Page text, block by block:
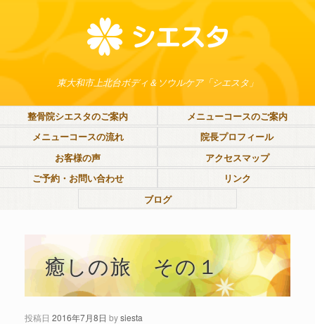
東大和市上北台ボディ＆ソウルケア「シエスタ」
整骨院シエスタのご案内
メニューコースのご案内
メニューコースの流れ
院長プロフィール
お客様の声
アクセスマップ
ご予約・お問い合わせ
リンク
ブログ
癒しの旅 その１
投稿日 2016年7月8日 bysiesta